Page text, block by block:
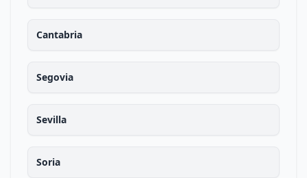
Cantabria
Segovia
Sevilla
Soria